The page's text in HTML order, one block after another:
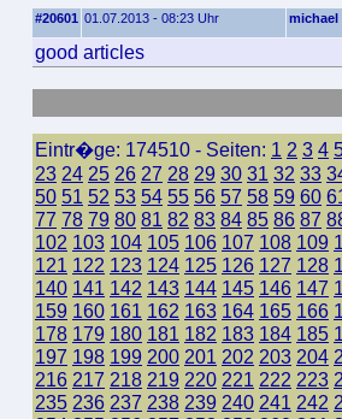
#20601 01.07.2013 - 08:23 Uhr
good articles
Eintr�ge: 174510 - Seiten: 1 2 3 4
23 24 25 26 27 28 29 30 31 32 33
50 51 52 53 54 55 56 57 58 59 60
77 78 79 80 81 82 83 84 85 86 87
102 103 104 105 106 107 108 109
121 122 123 124 125 126 127 128
140 141 142 143 144 145 146 147
159 160 161 162 163 164 165 166
178 179 180 181 182 183 184 185
197 198 199 200 201 202 203 204
216 217 218 219 220 221 222 223
235 236 237 238 239 240 241 242